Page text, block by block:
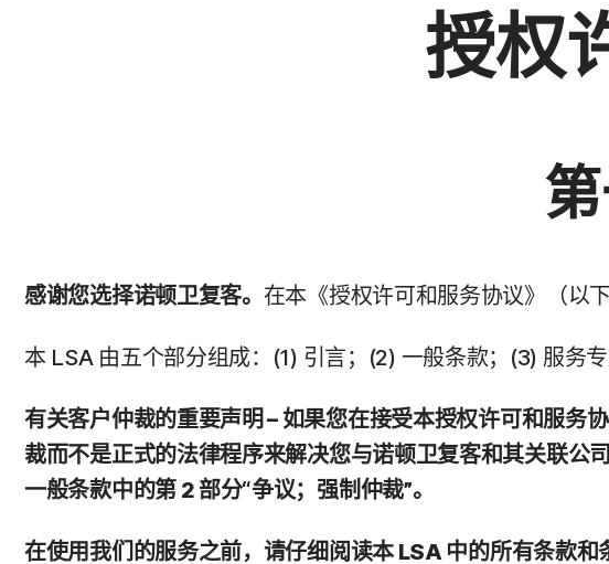
授权
感谢您选择诺顿卫复客。 在本《授权许可和服务协议》（以
本 LSA 由五个部分组成：(1) 引言；(2) 一般条款；(3) 服务
有关客户仲裁的重要声明 – 如果您在接受本授权许可和服
裁而不是正式的法律程序来解决您与诺顿卫复客和其关联公
一般条款中的第 2 部分“争议；强制仲裁”。
在使用我们的服务之前，请仔细阅读本 LSA 中的所有条款